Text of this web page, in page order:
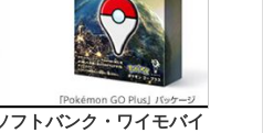
フトバンク・ワイモバイ